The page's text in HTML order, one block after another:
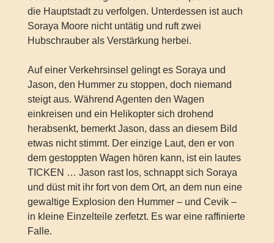
die Hauptstadt zu verfolgen. Unterdessen ist auch
Soraya Moore nicht untätig und ruft zwei
Hubschrauber als Verstärkung herbei.
Auf einer Verkehrsinsel gelingt es Soraya und
Jason, den Hummer zu stoppen, doch niemand
steigt aus. Während Agenten den Wagen
einkreisen und ein Helikopter sich drohend
herabsenkt, bemerkt Jason, dass an diesem Bild
etwas nicht stimmt. Der einzige Laut, den er von
dem gestoppten Wagen hören kann, ist ein lautes
TICKEN … Jason rast los, schnappt sich Soraya
und düst mit ihr fort von dem Ort, an dem nun eine
gewaltige Explosion den Hummer – und Cevik –
in kleine Einzelteile zerfetzt. Es war eine raffinierte
Falle.